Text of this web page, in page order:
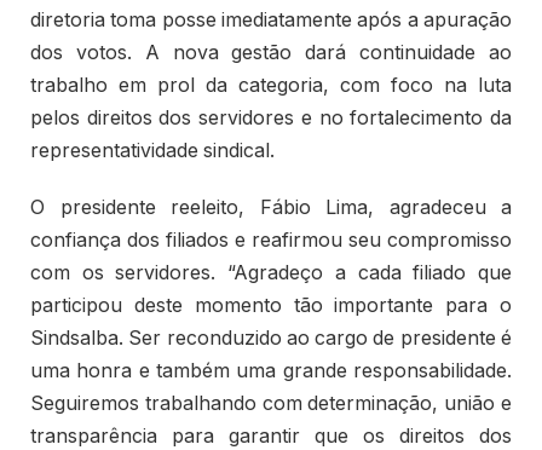
diretoria toma posse imediatamente após a apuração
dos votos. A nova gestão dará continuidade ao
trabalho em prol da categoria, com foco na luta
pelos direitos dos servidores e no fortalecimento da
representatividade sindical.
O presidente reeleito, Fábio Lima, agradeceu a
confiança dos filiados e reafirmou seu compromisso
com os servidores. “Agradeço a cada filiado que
participou deste momento tão importante para o
Sindsalba. Ser reconduzido ao cargo de presidente é
uma honra e também uma grande responsabilidade.
Seguiremos trabalhando com determinação, união e
transparência para garantir que os direitos dos